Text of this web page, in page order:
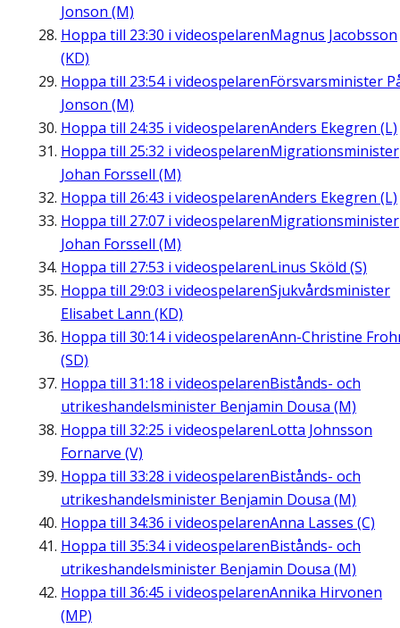
Jonson (M)
Hoppa till 23:30 i videospelarenMagnus Jacobsson
(KD)
Hoppa till 23:54i videospelarenFörsvarsminister
Jonson (M)
Hoppa till 24:35 i videospelarenAnders Ekegren (L)
Hoppa till 25:32 i videospelarenMigrationsminister
Johan Forssell (M)
Hoppa till 26:43 i videospelarenAnders Ekegren (L)
Hoppa till 27:07 i videospelarenMigrationsminister
Johan Forssell (M)
Hoppa till 27:53 i videospelarenLinus Sköld (S)
Hoppa till 29:03 i videospelarenSjukvårdsminister
Elisabet Lann (KD)
Hoppa till 30:14i videospelarenAnn-Christine
(SD)
Hoppa till 31:18 i videospelarenBistånds- och
utrikeshandelsminister Benjamin Dousa (M)
Hoppa till 32:25 i videospelarenLotta Johnsson
Fornarve (V)
Hoppa till 33:28 i videospelarenBistånds- och
utrikeshandelsminister Benjamin Dousa (M)
Hoppa till 34:36 i videospelarenAnna Lasses (C)
Hoppa till 35:34i videospelarenBistånds- och
utrikeshandelsminister Benjamin Dousa (M)
Hoppa till 36:45 i videospelarenAnnika Hirvonen
(MP)